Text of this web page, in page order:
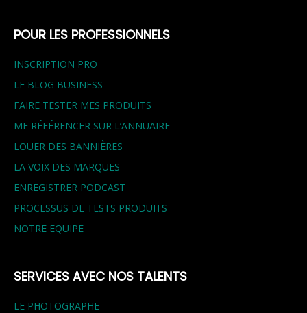
POUR LES PROFESSIONNELS
INSCRIPTION PRO
LE BLOG BUSINESS
FAIRE TESTER MES PRODUITS
ME RÉFÉRENCER SUR L’ANNUAIRE
LOUER DES BANNIÈRES
LA VOIX DES MARQUES
ENREGISTRER PODCAST
PROCESSUS DE TESTS PRODUITS
NOTRE EQUIPE
SERVICES AVEC NOS TALENTS
LE PHOTOGRAPHE